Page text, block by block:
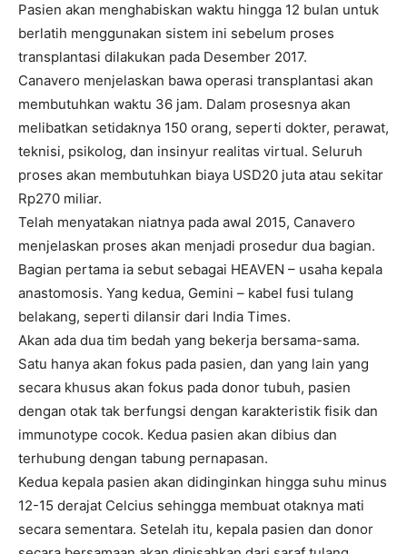
Pasien akan menghabiskan waktu hingga 12 bulan untuk
berlatih menggunakan sistem ini sebelum proses
transplantasi dilakukan pada Desember 2017.
Canavero menjelaskan bawa operasi transplantasi akan
membutuhkan waktu 36 jam. Dalam prosesnya akan
melibatkan setidaknya 150 orang, seperti dokter, perawat,
teknisi, psikolog, dan insinyur realitas virtual. Seluruh
proses akan membutuhkan biaya USD20 juta atau sekitar
Rp270 miliar.
Telah menyatakan niatnya pada awal 2015, Canavero
menjelaskan proses akan menjadi prosedur dua bagian.
Bagian pertama ia sebut sebagai HEAVEN – usaha kepala
anastomosis. Yang kedua, Gemini – kabel fusi tulang
belakang, seperti dilansir dari India Times.
Akan ada dua tim bedah yang bekerja bersama-sama.
Satu hanya akan fokus pada pasien, dan yang lain yang
secara khusus akan fokus pada donor tubuh, pasien
dengan otak tak berfungsi dengan karakteristik fisik dan
immunotype cocok. Kedua pasien akan dibius dan
terhubung dengan tabung pernapasan.
Kedua kepala pasien akan didinginkan hingga suhu minus
12-15 derajat Celcius sehingga membuat otaknya mati
secara sementara. Setelah itu, kepala pasien dan donor